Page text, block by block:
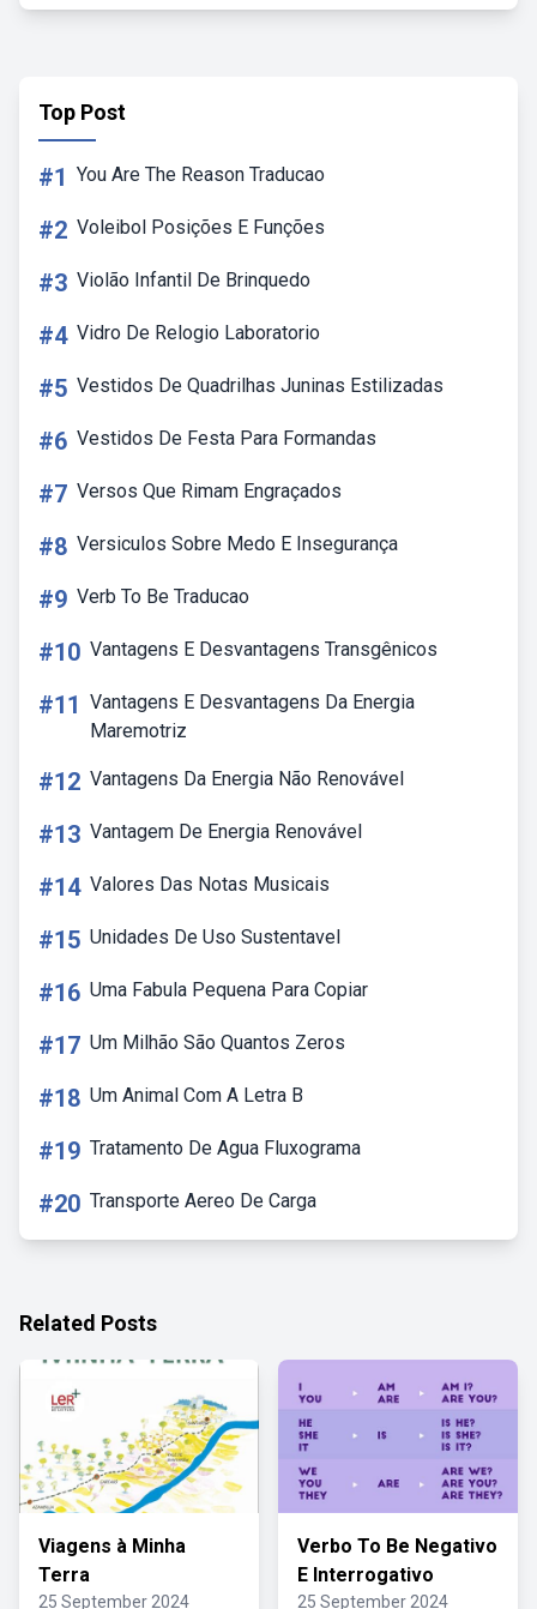
Top Post
#1 You Are The Reason Traducao
#2 Voleibol Posições E Funções
#3 Violão Infantil De Brinquedo
#4 Vidro De Relogio Laboratorio
#5 Vestidos De Quadrilhas Juninas Estilizadas
#6 Vestidos De Festa Para Formandas
#7 Versos Que Rimam Engraçados
#8 Versiculos Sobre Medo E Insegurança
#9 Verb To Be Traducao
#10 Vantagens E Desvantagens Transgênicos
#11 Vantagens E Desvantagens Da Energia
Maremotriz
#12 Vantagens Da Energia Não Renovável
#13 Vantagem De Energia Renovável
#14 Valores Das Notas Musicais
#15 Unidades De Uso Sustentavel
#16 Uma Fabula Pequena Para Copiar
#17 Um Milhão São Quantos Zeros
#18 Um Animal Com A Letra B
#19 Tratamento De Agua Fluxograma
#20 Transporte Aereo De Carga
Related Posts
Viagens à Minha
Terra
25 September 2024
Verbo To Be Negativo
E Interrogativo
25 September 2024